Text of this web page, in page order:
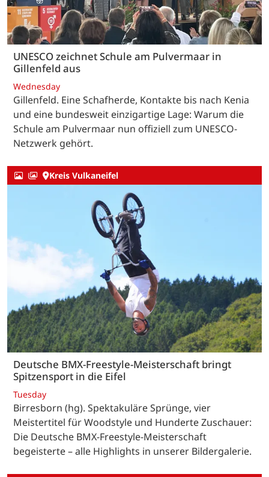
UNESCO zeichnet Schule am Pulvermaar in
Gillenfeld aus
Wednesday
Gillenfeld. Eine Schafherde, Kontakte bis nach Kenia
und eine bundesweit einzigartige Lage: Warum die
Schule am Pulvermaar nun offiziell zum UNESCO-
Netzwerk gehört.
Kreis Vulkaneifel
Deutsche BMX-Freestyle-Meisterschaft bringt
Spitzensport in die Eifel
Tuesday
Birresborn (hg). Spektakuläre Sprünge, vier
Meistertitel für Woodstyle und Hunderte Zuschauer:
Die Deutsche BMX-Freestyle-Meisterschaft
begeisterte – alle Highlights in unserer Bildergalerie.